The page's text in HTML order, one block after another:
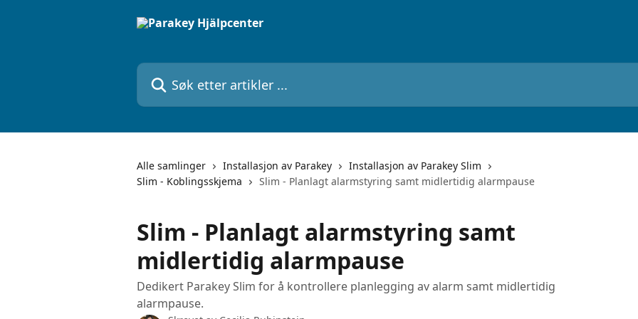
Søk etter artikler ...
Alle samlinger Installasjon av Parakey
Installasjon av Parakey Slim
Slim - Koblingsskjema
Slim - Planlagt alarmstyring samt midlertidig alarmpause
Slim - Planlagt alarmstyring samt
midlertidig alarmpause
Dedikert Parakey Slim for å kontrollere planlegging av alarm samt midlertidig
alarmpause.